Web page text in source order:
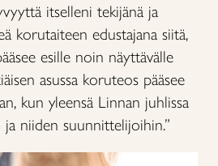
itselleni tekijänä ja
korutaiteen edustajana siitä,
esille noin näyttävälle
asussa koruteos pääsee
kun yleensä Linnan juhlissa
niiden suunnittelijoihin.”